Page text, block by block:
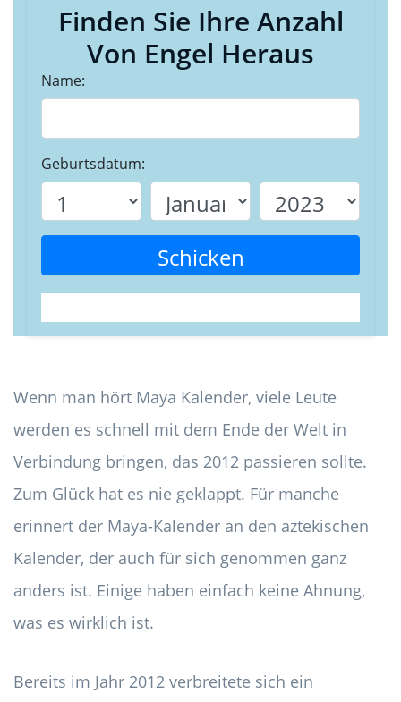
Finden Sie Ihre Anzahl
Von Engel Heraus
Name:
Geburtsdatum:
Schicken
Wenn man hört Maya Kalender, viele Leute
werden es schnell mit dem Ende der Welt in
Verbindung bringen, das 2012 passieren sollte.
Zum Glück hat es nie geklappt. Für manche
erinnert der Maya-Kalender an den aztekischen
Kalender, der auch für sich genommen ganz
anders ist. Einige haben einfach keine Ahnung,
was es wirklich ist.
Bereits im Jahr 2012 verbreitete sich ein